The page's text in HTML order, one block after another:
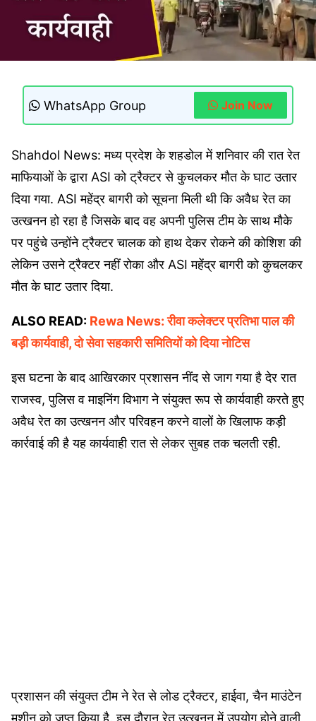
WhatsApp Group Join Now
Shahdol News: मध्य प्रदेश के शहडोल में शनिवार की रात रेत
माफियाओं के द्वारा ASI को ट्रैक्टर से कुचलकर मौत के घाट उतार
दिया गया. ASI महेंद्र बागरी को सूचना मिली थी कि अवैध रेत का
उत्खनन हो रहा है जिसके बाद वह अपनी पुलिस टीम के साथ मौके
पर पहुंचे उन्होंने ट्रैक्टर चालक को हाथ देकर रोकने की कोशिश की
लेकिन उसने ट्रैक्टर नहीं रोका और ASI महेंद्र बागरी को कुचलकर
मौत के घाट उतार दिया.
ALSO READ: Rewa News: रीवा कलेक्टर प्रतिभा पाल की
बड़ी कार्यवाही, दो सेवा सहकारी समितियों को दिया नोटिस
इस घटना के बाद आखिरकार प्रशासन नींद से जाग गया है देर रात
राजस्व, पुलिस व माइनिंग विभाग ने संयुक्त रूप से कार्यवाही करते हुए
अवैध रेत का उत्खनन और परिवहन करने वालों के खिलाफ कड़ी
कार्रवाई की है यह कार्यवाही रात से लेकर सुबह तक चलती रही.
प्रशासन की संयुक्त टीम ने रेत से लोड ट्रैक्टर, हाईवा, चैन माउंटेन
मशीन को जप्त किया है. इस दौरान रेत उत्खनन में उपयोग होने वाली